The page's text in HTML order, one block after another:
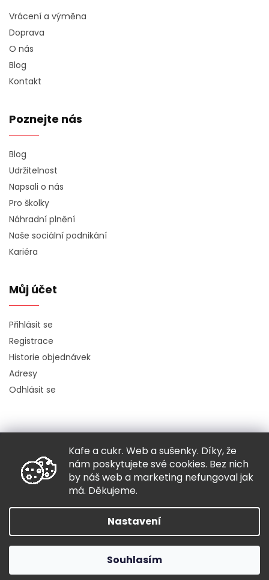
Kafe a cukr. Web a sušenky. Díky, že
nám poskytujete své cookies. Bez nich
by náš web a marketing nefungoval jak
má. Děkujeme.
Nastavení
Souhlasím
Vrácení a výměna
Doprava
O nás
Blog
Kontakt
Poznejte nás
Blog
Udržitelnost
Napsali o nás
Pro školky
Náhradní plnění
Naše sociální podnikání
Kariéra
Můj účet
Přihlásit se
Registrace
Historie objednávek
Adresy
Odhlásit se
Copyright 2026Hugo chodí bos. Všechna práva vyhrazena.
Grafický návrh vytvořil a nakódovalShoptak.cz